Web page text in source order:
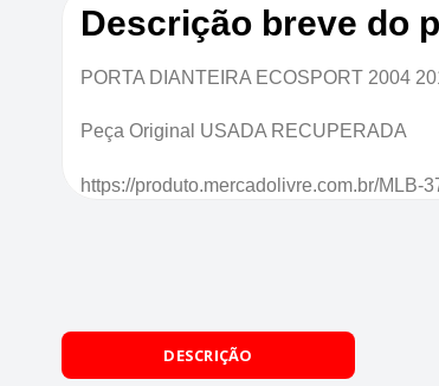
Descrição breve do
PORTA DIANTEIRA ECOSPORT 2004
Peça Original USADA RECUPERADA
https://produto.mercadolivre.com.br/MLB-
DESCRIÇÃO